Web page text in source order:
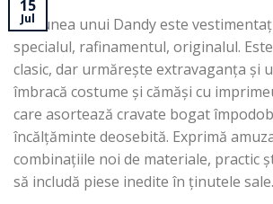
15
Jul
Pasiunea unui Dandy este
specialul, rafinamentul, originalul.
clasic, dar urmărește extravaganța și
îmbracă costume și cămăși cu
care asortează cravate bogat
încălțăminte deosebită. Exprimă
combinațiile noi de materiale, practic
să includă piese inedite în ținutele